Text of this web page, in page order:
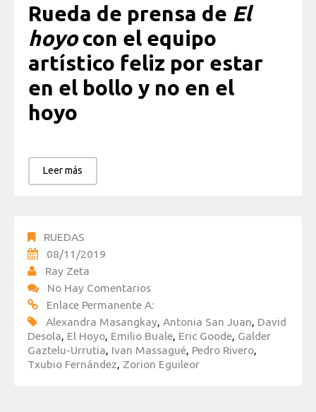
Rueda de prensa de El
hoyocon el equipo
artístico feliz por estar
en el bollo y no en el
hoyo
Leer más
RUEDAS
08/11/2019
Ray Zeta
No Hay Comentarios
Enlace Permanente A:
Alexandra Masangkay, Antonia San Juan, David
Desola, El Hoyo, Emilio Buale, Eric Goode, Galder
Gaztelu-Urrutia, Ivan Massagué, Pedro Rivero,
Txubio Fernández, Zorion Eguileor